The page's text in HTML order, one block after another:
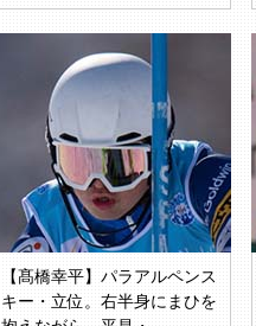
【髙橋幸平】パラアルペンス
キー・立位。右半身にまひを